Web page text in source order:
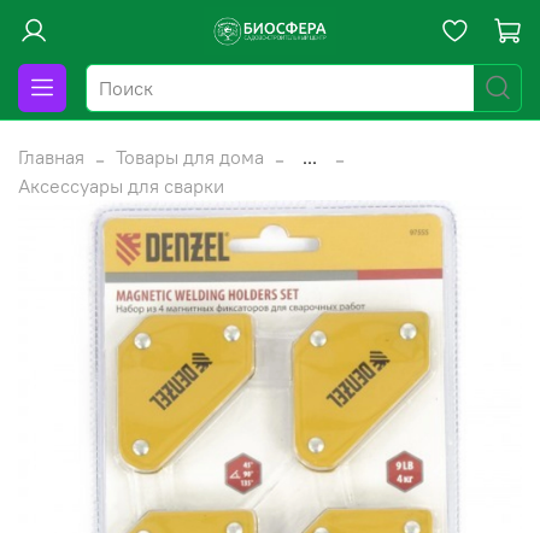
Главная Товары для дома
...
Аксессуары для сварки